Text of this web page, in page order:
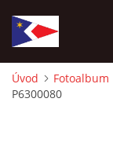
ÚVOD
Úvod Fotoalbum
P6300080